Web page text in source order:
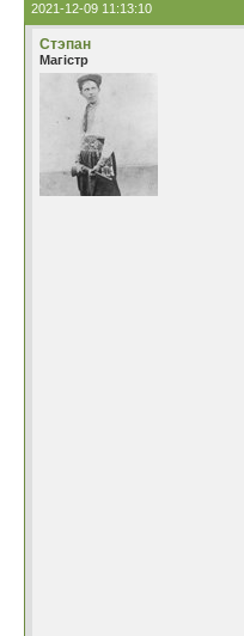
2021-12-09 11:13:10
Стэпан
Магістр